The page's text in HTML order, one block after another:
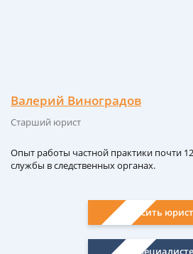
Валерий Виноградов
Старший юрист
Опыт работы частной практики почти
службы в следственных органах.
Спросить
О специалисте